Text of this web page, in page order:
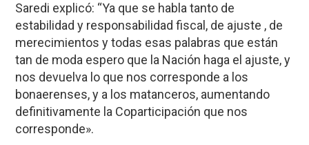
Saredi explicó: “Ya que se habla tanto de
estabilidad y responsabilidad fiscal, de ajuste , de
merecimientos y todas esas palabras que están
tan de moda espero que la Nación haga el ajuste, y
nos devuelva lo que nos corresponde a los
bonaerenses, y a los matanceros, aumentando
definitivamente la Coparticipación que nos
corresponde».